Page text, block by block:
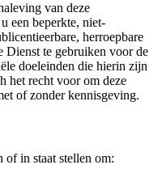
van deze
een beperkte, niet-
herroepbare
Dienst te gebruiken voor de
doeleinden die hierin zijn
het recht voor om deze
of zonder kennisgeving.
of in staat stellen om: